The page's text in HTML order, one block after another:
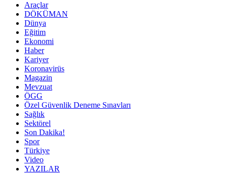
Araçlar
DÖKÜMAN
Dünya
Eğitim
Ekonomi
Haber
Kariyer
Koronavirüs
Magazin
Mevzuat
ÖGG
Özel Güvenlik Deneme Sınavları
Sağlık
Sektörel
Son Dakika!
Spor
Türkiye
Video
YAZILAR